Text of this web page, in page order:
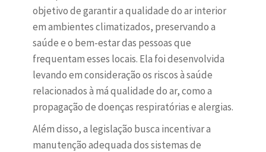
objetivo de garantir a qualidade do ar interior
em ambientes climatizados, preservando a
saúde e o bem-estar das pessoas que
frequentam esses locais. Ela foi desenvolvida
levando em consideração os riscos à saúde
relacionados à má qualidade do ar, como a
propagação de doenças respiratórias e alergias.
Além disso, a legislação busca incentivar a
manutenção adequada dos sistemas de